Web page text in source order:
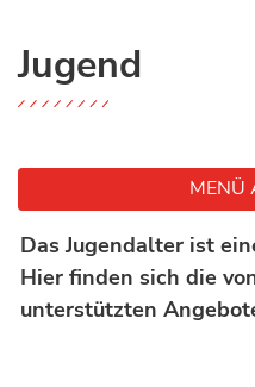
Jugend
MENÜ
Das Jugendalter ist
Hier finden sich die
unterstützten